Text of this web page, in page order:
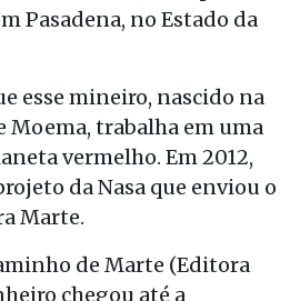
Pasadena, no Estado da
esse mineiro, nascido na
Moema, trabalha em uma
vermelho. Em 2012,
da Nasa que enviou o
Marte.
de Marte (Editora
chegou até a